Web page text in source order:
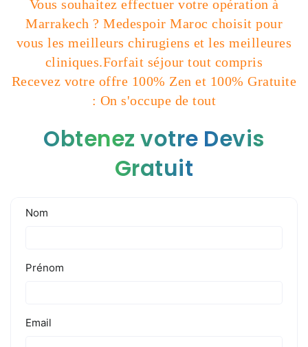
Vous souhaitez effectuer votre opération à
Marrakech ? Medespoir Maroc choisit pour
vous les meilleurs chirugiens et les meilleures
cliniques.Forfait séjour tout compris
Recevez votre offre 100% Zen et 100% Gratuite
: On s'occupe de tout
Obtenez votre Devis
Gratuit